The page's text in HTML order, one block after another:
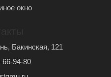
окно
Бакинская, 121
66-94-80